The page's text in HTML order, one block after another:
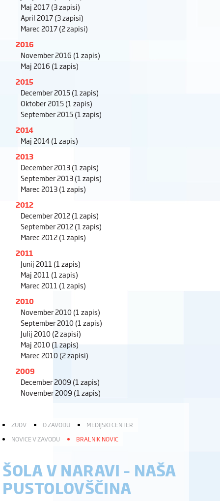
Maj 2017(3 zapisi)
April 2017(3 zapisi)
Marec 2017(2 zapisi)
2016
November 2016 (1 zapis)
Maj 2016 (1 zapis)
2015
December 2015(1 zapis)
Oktober 2015(1 zapis)
September 2015(1 zapis)
2014
Maj 2014(1 zapis)
2013
December 2013(1 zapis)
September 2013(1 zapis)
Marec 2013(1 zapis)
2012
December 2012(1 zapis)
September 2012(1 zapis)
Marec 2012(1 zapis)
2011
Junij 2011 (1 zapis)
Maj 2011 (1 zapis)
Marec 2011 (1 zapis)
2010
November 2010(1 zapis)
September 2010(1 zapis)
Julij 2010(2 zapisi)
Maj 2010(1 zapis)
Marec 2010(2 zapisi)
2009
December 2009 (1 zapis)
November 2009 (1 zapis)
ZUDV O ZAVODU
MEDIJSKI CENTER
NOVICE V ZAVODU
BRALNIK NOVIC
ŠOLA V NARAVI – NAŠA
PUSTOLOVŠČINA